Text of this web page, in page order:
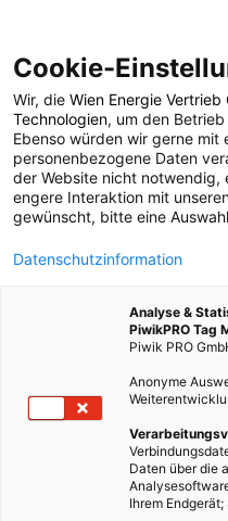
Cookie-
Wir, die Wien Energie Vertrieb
Technologien, um den
Ebenso würden wir gerne mit
personenbezogene Daten
der Website nicht notwendig,
engere Interaktion mit
gewünscht, bitte eine
Datenschutzinformation
Analyse &
PiwikPRO Tag
Piwik PRO
Anonyme
Daten über die
Ihrem